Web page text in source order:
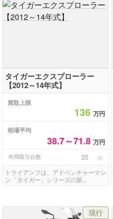
タイガーエクスプローラー
【2012～14年式】
買取上限
136万円
相場平均
38.7～71.8万円
年間取引台数 25 台
トライアンフは、アドベンチャーマシ
ン「タイガー」シリーズの新...
現行